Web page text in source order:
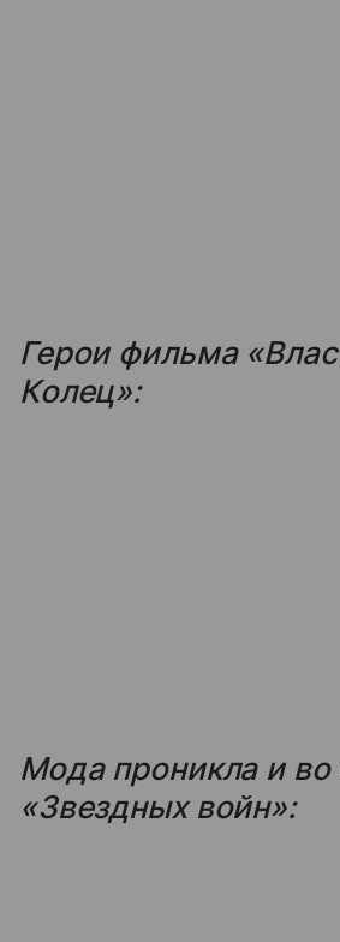
Герои фильма
Колец»:
Мода проникла и во
«Звездных войн»: